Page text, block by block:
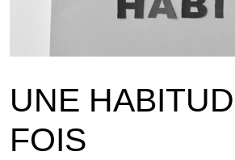
UNE
FOIS